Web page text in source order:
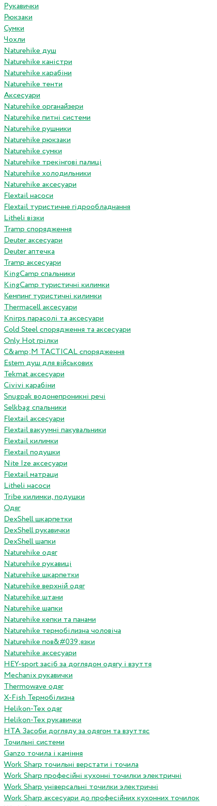
Рукавички
Рюкзаки
Сумки
Чохли
Naturehike душ
Naturehike каністри
Naturehike карабіни
Naturehike тенти
Аксесуари
Naturehike органайзери
Naturehike питні системи
Naturehike рушники
Naturehike рюкзаки
Naturehike сумки
Naturehike трекінгові палиці
Naturehike холодильники
Naturehike аксесуари
Flextail насоси
Flextail туристичне гідрообладнання
Litheli візки
Tramp спорядження
Deuter аксесуари
Deuter аптечка
Tramp аксесуари
KingCamp спальники
KingCamp туристичні килимки
Кемпинг туристичні килимки
Thermacell аксесуари
Knirps парасолі та аксесуари
Cold Steel спорядження та аксесуари
Only Hot грілки
C&amp;M TACTICAL спорядження
Estem душ для військових
Tekmat аксесуари
Сivivi карабіни
Snugpak водонепроникні речі
Selkbag спальники
Flextail аксесуари
Flextail вакуумні пакувальники
Flextail килимки
Flextail подушки
Nite Ize аксесуари
Flextail матраци
Litheli насоси
Tribe килимки, подушки
Одяг
DexShell шкарпетки
DexShell рукавички
DexShell шапки
Naturehike одяг
Naturehike рукавиці
Naturehike шкарпетки
Naturehike верхній одяг
Naturehike штани
Naturehike шапки
Naturehike кепки та панами
Naturehike термобілизна чоловіча
Naturehike пов&#039;язки
Naturehike аксесуари
HEY-sport засіб за доглядом одягу і взуття
Mechanix рукавички
Thermowave одяг
X-Fish Термобілизна
Helikon-Tex одяг
Helikon-Tex рукавички
HTA Засоби догляду за одягом та взуттяс
Точильні системи
Ganzo точила і каміння
Work Sharp точильні верстати і точила
Work Sharp професiйнi кухоннi точилки электричнi
Work Sharp унiверсальнi точилки электричнi
Work Sharp аксесуари до професiйних кухонних точилок